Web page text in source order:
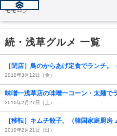
モモログ
続・浅草グルメ 一覧
［閉店］鳥のからあげ定食でランチ。
2010年3月12日（金）
味噌一浅草店の味噌一コーン・太麺で
2010年2月27日（土）
［移転］キムチ餃子。（韓国家庭厨房
2010年2月21日（日）